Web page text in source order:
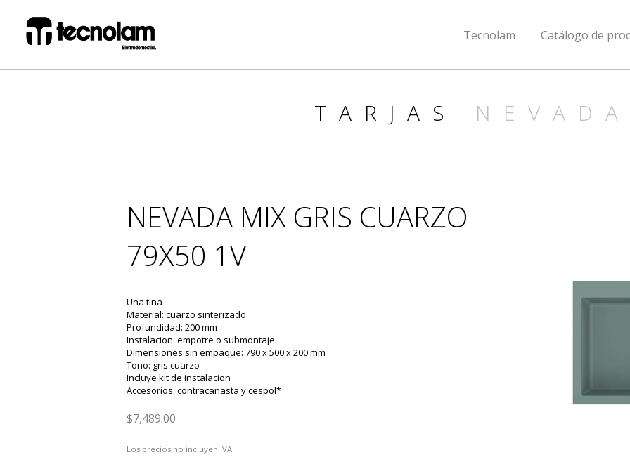
Tecnolam Catálogo de
TARJAS NEVADA
NEVADA MIX GRIS CUARZO
79X50 1V
Una tina
Material: cuarzo sinterizado
Profundidad: 200 mm
Instalacion: empotre o submontaje
Dimensiones sin empaque: 790 x 500 x 200 mm
Tono: gris cuarzo
Incluye kit de instalacion
Accesorios: contracanasta y cespol*
$7,489.00
Los precios no incluyen IVA